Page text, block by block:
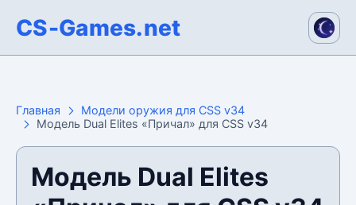
CS-Games.net
Главная
Модели оружия для CSS v34
Модель Dual Elites «Причал» для CSS v34
Модель Dual Elites